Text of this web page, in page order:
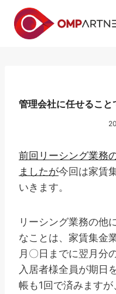
管理会社に任せるこ
前回リーシング業務
ましたが今回は家賃
いきます。
リーシング業務の他
なことは、家賃集金
月〇日までに翌月分
入居者様全員が期日
帳も1回で済みます